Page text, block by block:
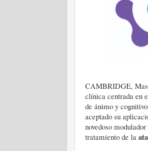
CAMBRIDGE,
clínica centrada en
de ánimo y
aceptado su
novedoso
tratamiento de la